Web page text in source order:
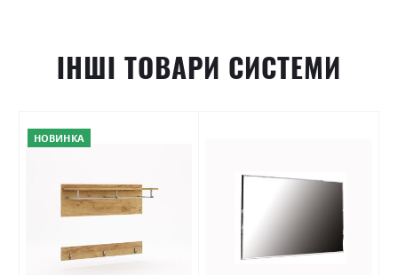
ІНШІ ТОВАРИ СИСТЕМИ
НОВИНКА